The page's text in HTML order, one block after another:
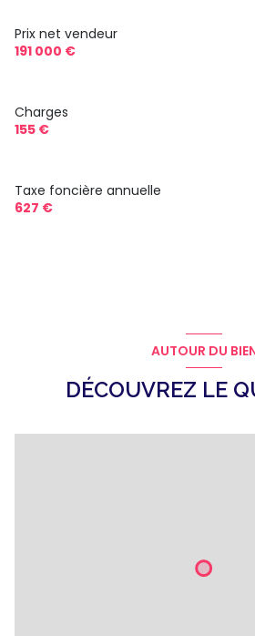
Prix net vendeur
191 000 €
Charges
155 €
Taxe foncière annuelle
627 €
AUTOUR DU
DÉCOUVREZ LE